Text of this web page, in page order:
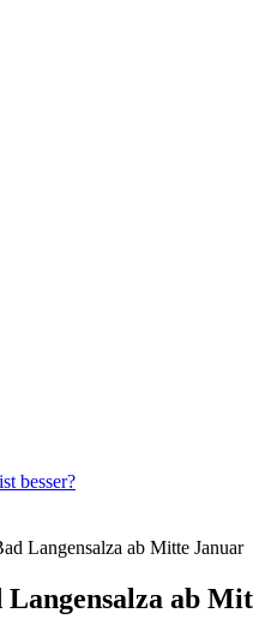
besser?
Langensalza ab Mitte Januar
ab